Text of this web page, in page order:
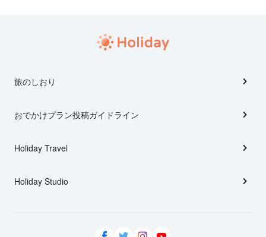
旅のしおり
おでかけプラン投稿ガイドライン
Holiday Travel
Holiday Studio